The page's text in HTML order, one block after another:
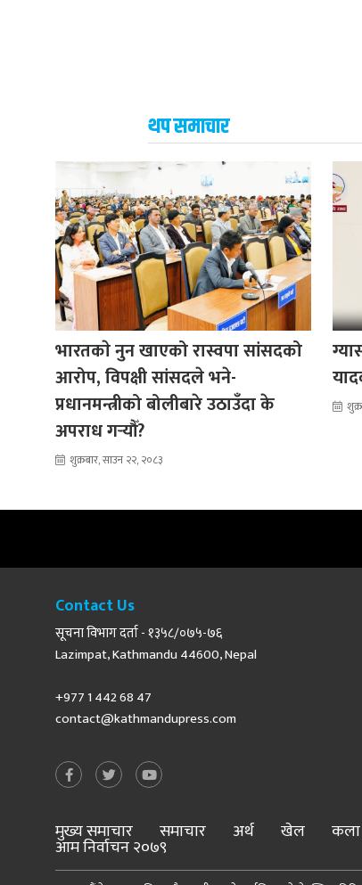
थप समाचार
भारतकाे नुन खाएको रास्वपा सांसदको
आरोप, विपक्षी सांसदले भने-
प्रधानमन्त्रीको बोलीबारे उठाउँदा के
अपराध गर्‍यौँ?
शुक्रबार, साउन २२, २०८३
Contact Us
सूचना विभाग दर्ता - १३५८/०७५-७६
Lazimpat, Kathmandu 44600, Nepal
+977 1 442 68 47
contact@kathmandupress.com
मुख्य समाचार समाचार अर्थ खेल कला
आम निर्वाचन २०७९